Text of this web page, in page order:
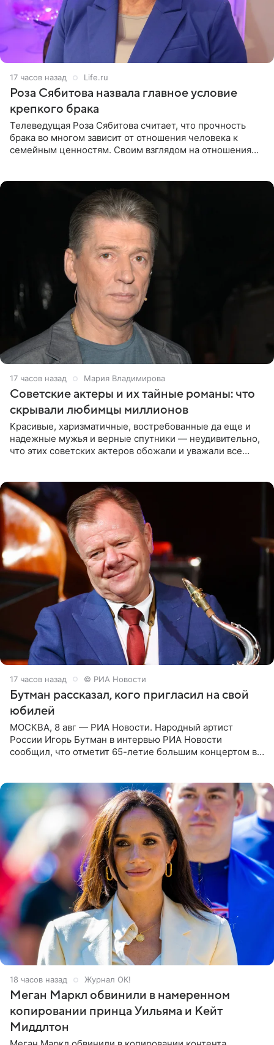
17 часов назад Life.ru
Роза Сябитова назвала главное условие
крепкого брака
Телеведущая Роза Сябитова считает, что прочность
брака во многом зависит от отношения человека к
семейным ценностям. Своим взглядом на отношения
17 часов назад Мария Владимирова
Советские актеры и их тайные романы: что
скрывали любимцы миллионов
Красивые, харизматичные, востребованные да еще и
надежные мужья и верные спутники — неудивительно,
что этих советских актеров обожали и уважали все
17 часов назад © РИА Новости
Бутман рассказал, кого пригласил на свой
юбилей
МОСКВА, 8 авг — РИА Новости. Народный артист
России Игорь Бутман в интервью РИА Новости
сообщил, что отметит 65-летие большим концертом в
18 часов назад Журнал OK!
Меган Маркл обвинили в намеренном
копировании принца Уильяма и Кейт
Миддлтон